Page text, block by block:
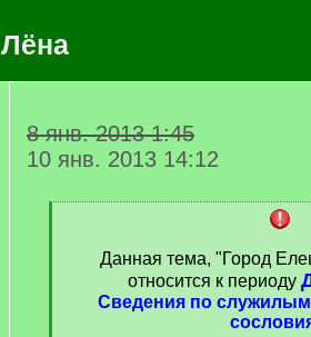
Лёна
8 янв. 2013 1:45
10 янв. 2013 14:12
Данная тема, "Город
относится к периоду
Сведения по